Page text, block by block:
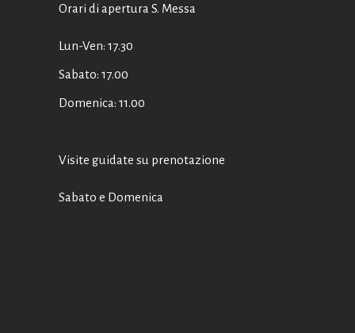
Orari di apertura S. Messa
Lun-Ven: 17.30
Sabato: 17.00
Domenica: 11.00
Visite guidate su prenotazione
Sabato e Domenica